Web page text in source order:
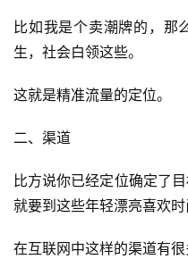
比如我是个卖潮牌的，那
生，社会白领这些。
这就是精准流量的定位。
二、渠道
比方说你已经定位确定了
就要到这些年轻漂亮喜欢时
在互联网中这样的渠道有很